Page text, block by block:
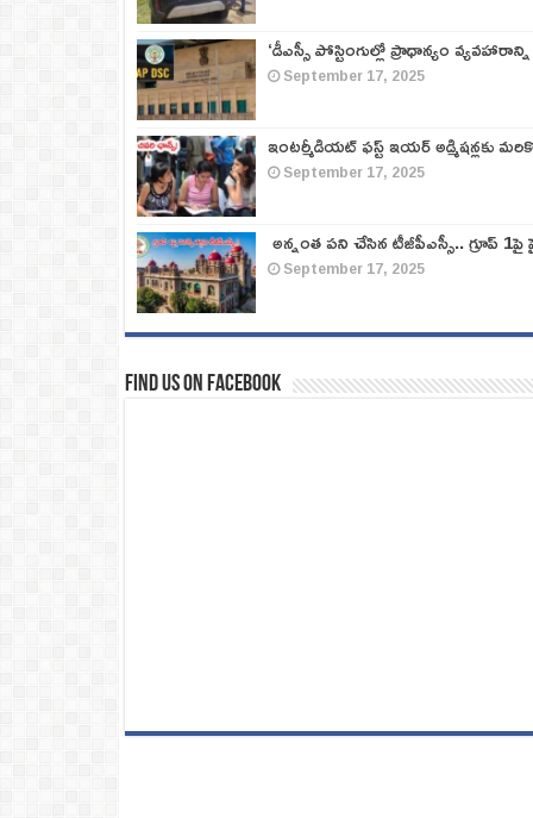
‘డీఎస్సీ పోస్టింగుల్లో ప్రాధాన్యం
September 17, 2025
ఇంటర్మీడియట్ ఫస్ట్‌ ఇయర్‌ అడ్మిషన్లకు
September 17, 2025
అన్నంత పని చేసిన టీజీపీఎస్సీ.. గ్రూప్‌
September 17, 2025
Find us on Facebook